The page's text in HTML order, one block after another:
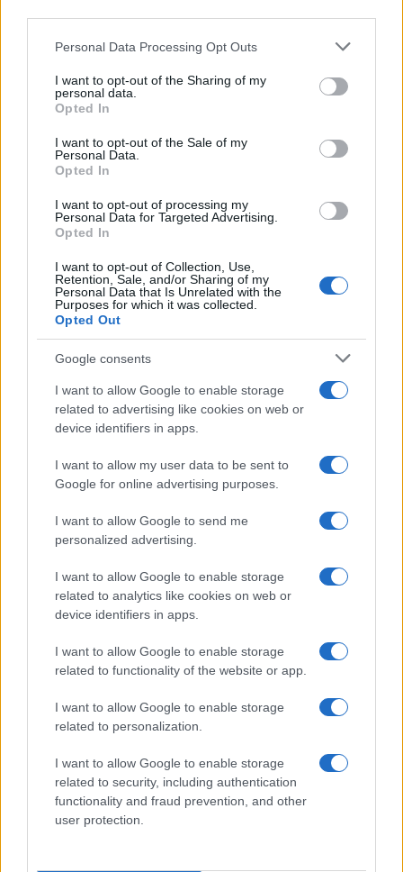
Please note that this website/app uses one or more Google
not limited to your visit or usage behaviour. You may click to
grant or deny consent to Google and its third-party tags to
use your data for below specified purposes in below Google
consent section.
Personal Data Processing Opt Outs
I want to opt-out of the Sharing of my
personal data.
Opted In
I want to opt-out of the Sale of my
Personal Data.
Opted In
I want to opt-out of processing my
Personal Data for Targeted Advertising.
Opted In
I want to opt-out of Collection, Use,
Retention, Sale, and/or Sharing of my
Personal Data that Is Unrelated with the
Purposes for which it was collected.
Opted Out
Google consents
I want to allow Google to enable storage
related to advertising like cookies on web or
device identifiers in apps.
I want to allow my user data to be sent to
Google for online advertising purposes.
I want to allow Google to send me
personalized advertising.
I want to allow Google to enable storage
related to analytics like cookies on web or
device identifiers in apps.
I want to allow Google to enable storage
related to functionality of the website or app.
I want to allow Google to enable storage
related to personalization.
I want to allow Google to enable storage
related to security, including authentication
functionality and fraud prevention, and other
user protection.
sostenendo una linea editoriale orientata
conserva nel cassetto annotazioni di un
vecchio archivio dell'Appia Antica.
Continua a leggere
TELEVISIONE